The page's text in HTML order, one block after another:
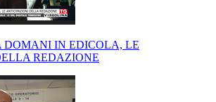
DOMANI IN EDICOLA, LE
REDAZIONE